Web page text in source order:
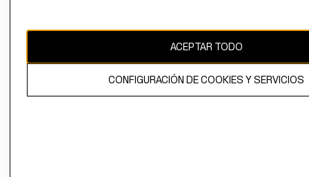
CAMBIAR REGIÓN
ACEPTAR TODO
CONFIGURACIÓN DE COOKIES Y SERVICIOS